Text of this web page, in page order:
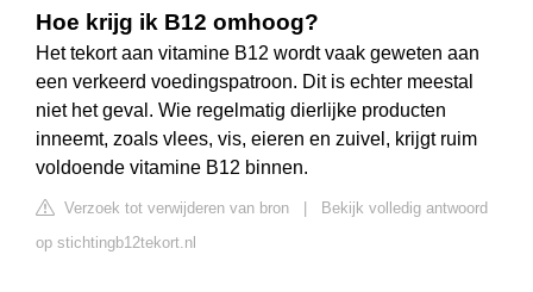
Hoe krijg ik B12 omhoog?
Het tekort aan vitamine B12 wordt vaak geweten aan
een verkeerd voedingspatroon. Dit is echter meestal
niet het geval. Wie regelmatig dierlijke producten
inneemt, zoals vlees, vis, eieren en zuivel, krijgt ruim
voldoende vitamine B12 binnen.
Verzoek tot verwijderen van bron
Bekijk volledig antwoord
op stichtingb12tekort.nl